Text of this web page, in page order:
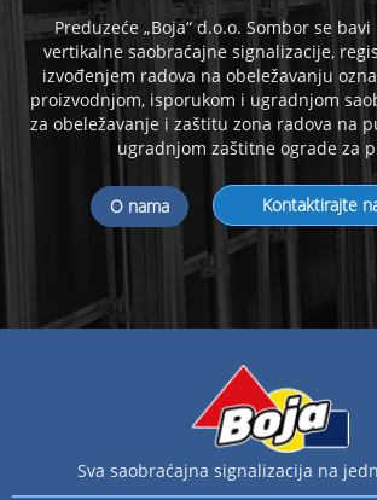
Preduzeće „Boja“ d.o.o. Sombor se
vertikalne saobraćajne signalizacije,
izvođenjem radova na obeležavanju
proizvodnjom, isporukom i ugradnjom
za obeležavanje i zaštitu zona radova na
ugradnjom zaštitne ograde za
O nama Kontaktirajte
Sva saobraćajna signalizacija na